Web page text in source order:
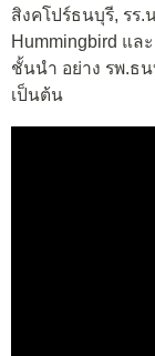
สิงคโปร์ธนบุรี, รร
Hummingbird แล
ชั้นนำ อย่าง รพ.ธน
เป็นต้น